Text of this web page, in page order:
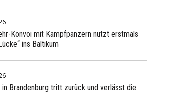
Konvoi mit Kampfpanzern nutzt erstmals
ins Baltikum
in Brandenburg tritt zurück und verlässt die